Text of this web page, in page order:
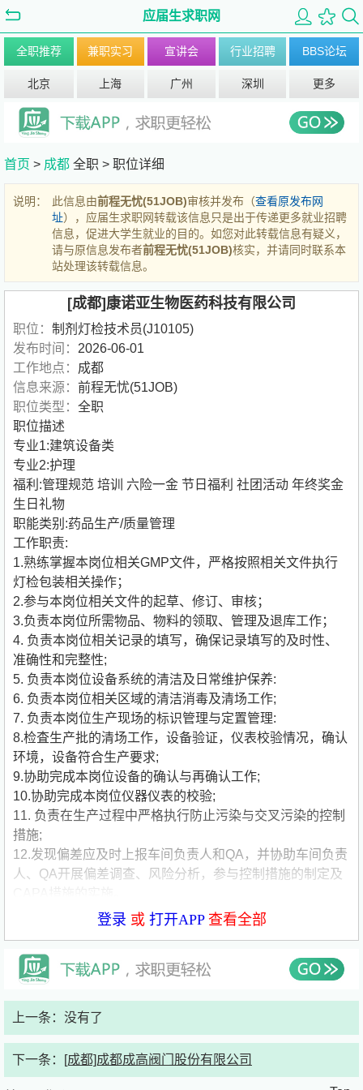
应届生求职网
全职推荐 兼职实习 宣讲会 行业招聘 BBS论坛
北京 上海 广州 深圳 更多
首页 > 成都 全职 > 职位详细
说明： 此信息由前程无忧(51JOB)审核并发布（查看原发布网
址），应届生求职网转载该信息只是出于传递更多就业招聘
信息，促进大学生就业的目的。如您对此转载信息有疑义，
请与原信息发布者前程无忧(51JOB)核实，并请同时联系本
站处理该转载信息。
[成都]康诺亚生物医药科技有限公司
职位： 制剂灯检技术员(J10105)
发布时间： 2026-06-01
工作地点： 成都
信息来源： 前程无忧(51JOB)
职位类型： 全职
职位描述
专业1:建筑设备类
专业2:护理
福利:管理规范 培训 六险一金 节日福利 社团活动 年终奖金
生日礼物
职能类别:药品生产/质量管理
工作职责:
1.熟练掌握本岗位相关GMP文件，严格按照相关文件执行
灯检包装相关操作；
2.参与本岗位相关文件的起草、修订、审核；
3.负责本岗位所需物品、物料的领取、管理及退库工作；
4. 负责本岗位相关记录的填写，确保记录填写的及时性、
准确性和完整性;
5. 负责本岗位设备系统的清洁及日常维护保养:
6. 负责本岗位相关区域的清洁消毒及清场工作;
7. 负责本岗位生产现场的标识管理与定置管理:
8.检査生产批的清场工作，设备验证，仪表校验情况，确认
环境，设备符合生产要求;
9.协助完成本岗位设备的确认与再确认工作;
10.协助完成本岗位仪器仪表的校验;
11. 负责在生产过程中严格执行防止污染与交叉污染的控制
措施;
12.发现偏差应及时上报车间负责人和QA，并协助车间负责
人、QA开展偏差调查、风险分析，参与控制措施的制定及
械，设备，计算机等专业），需具备较强的学习能力和动手
能力，熟悉制图/机械加工/自控] ；
3. 踏实勤奋，积极向上，认真仔细，责任心强;
公司名称:康诺亚生物医药科技有限公司
登录 或 打开APP查看全部
上一条：没有了
下一条： [成都]成都成高阀门股份有限公司